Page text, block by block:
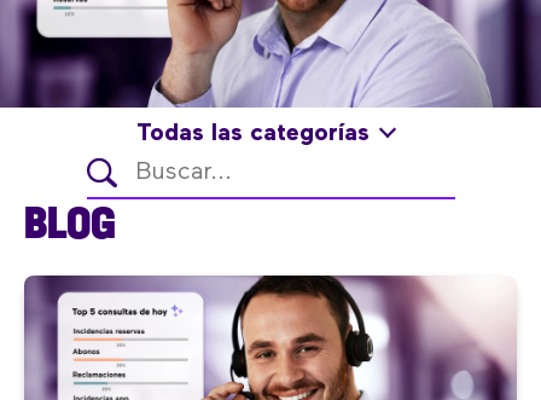
Todas las categorías
BLOG